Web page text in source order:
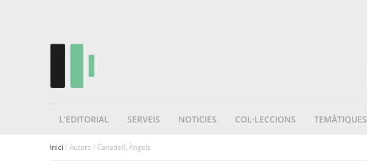
L’EDITORIAL SERVEIS NOTICIES COL·LECCIONS TEMÀTIQUES
Inici / Autors / Canadell, Àngels